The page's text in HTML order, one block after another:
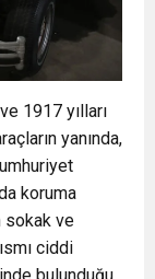
1917 yılları
yanında,
koruma
sokak ve
ciddi